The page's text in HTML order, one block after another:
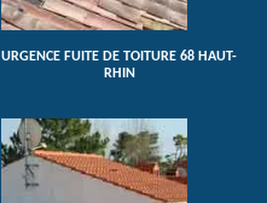
URGENCE FUITE DE TOITURE 68 HAUT-
RHIN